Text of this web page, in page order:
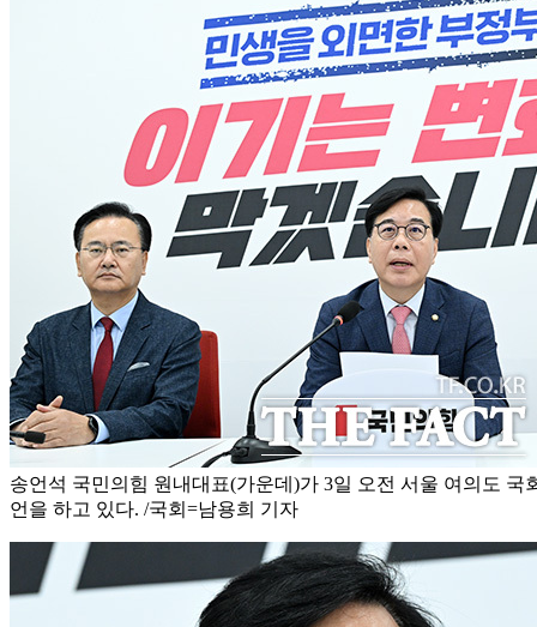
송언석 국민의힘 원내대표(가운데)가 3일 오전 서울 여의도 국
언을 하고 있다. /국회=남용희 기자